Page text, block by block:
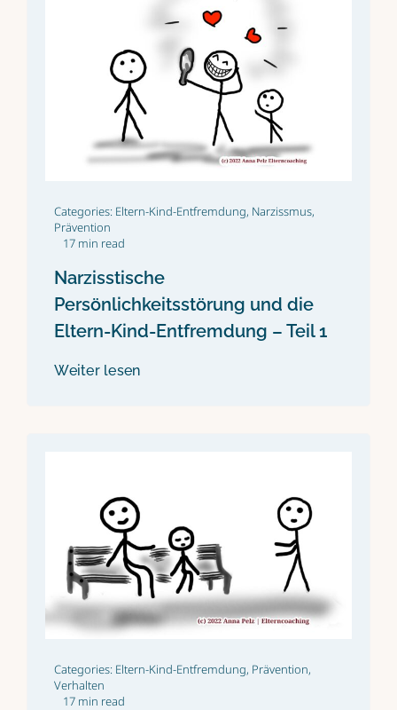
Categories: Eltern-Kind-Entfremdung, Narzissmus,
Prävention
17 min read
Narzisstische
Persönlichkeitsstörung und die
Eltern-Kind-Entfremdung – Teil 1
Weiter lesen
Categories: Eltern-Kind-Entfremdung, Prävention,
Verhalten
17 min read